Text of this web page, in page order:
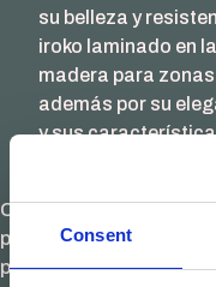
Consent
su belleza y
iroko laminado en
madera para
además por su
y sus
Contar con su apoyo
productos de calidad
plus. Estamos